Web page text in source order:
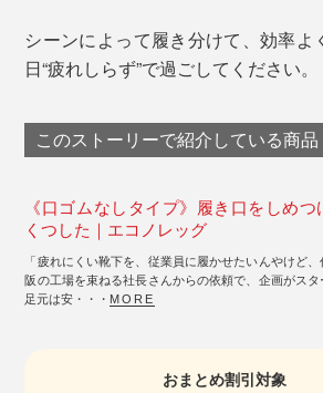
シーンによって履き分けて、効率よ
日“疲れしらず”で過ごしてください。
このストーリーで紹介している商品
《口ゴムなしタイプ》履き口をしめ
くつした｜エコノレッグ
「疲れにくい靴下を、従業員に履かせたいんやけど
阪の工場を束ねる社長さんからの依頼で、企画がスタ
足元は安・・・ MORE
おまとめ割引対象